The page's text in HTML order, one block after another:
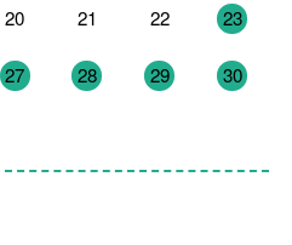
20 21 22 23
27 28 29 30